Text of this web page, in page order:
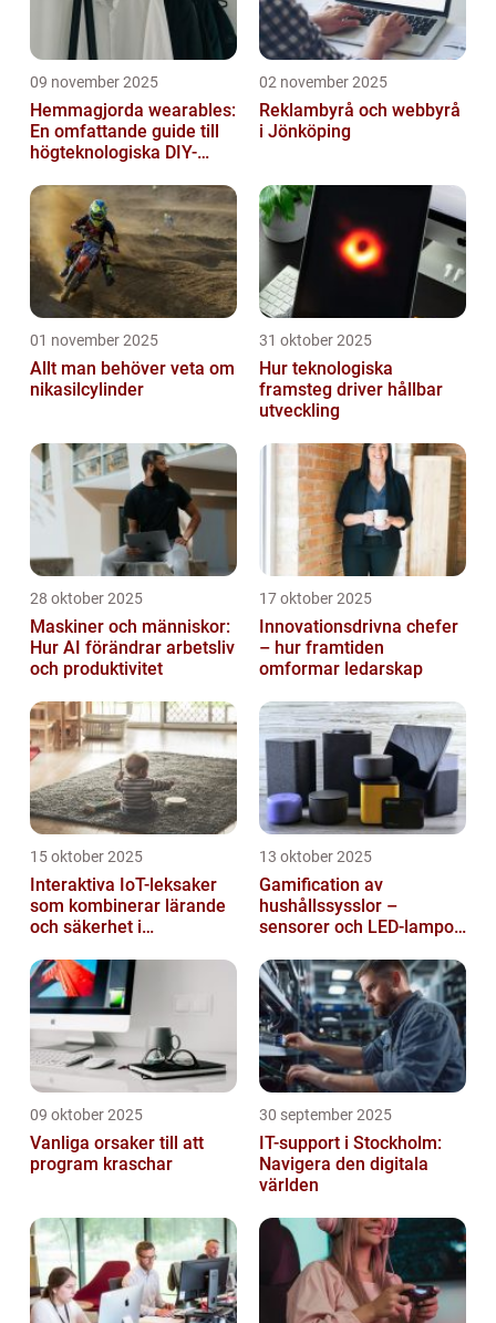
09 november 2025
Hemmagjorda wearables:
En omfattande guide till
högteknologiska DIY-
02 november 2025
Reklambyrå och webbyrå
i Jönköping
01 november 2025
Allt man behöver veta om
nikasilcylinder
31 oktober 2025
Hur teknologiska
framsteg driver hållbar
utveckling
28 oktober 2025
Maskiner och människor:
Hur AI förändrar arbetsliv
och produktivitet
17 oktober 2025
Innovationsdrivna chefer
– hur framtiden
omformar ledarskap
15 oktober 2025
Interaktiva IoT-leksaker
som kombinerar lärande
och säkerhet i
13 oktober 2025
Gamification av
hushållssysslor –
sensorer och LED-lampor
09 oktober 2025
Vanliga orsaker till att
program kraschar
30 september 2025
IT-support i Stockholm:
Navigera den digitala
världen